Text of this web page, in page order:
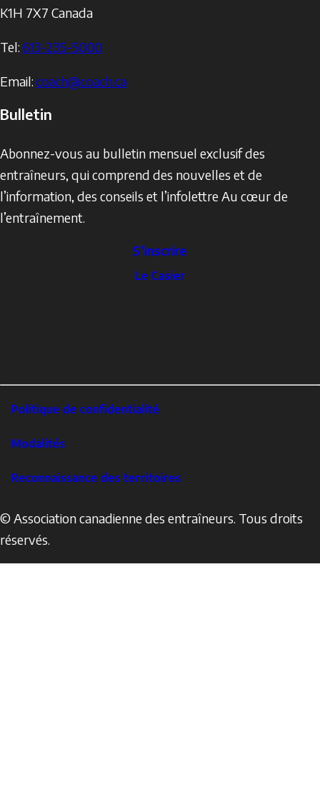
K1H 7X7 Canada
Tel: 613-235-5000
Email: coach@coach.ca
Bulletin
Abonnez-vous au bulletin mensuel exclusif des
entraîneurs, qui comprend des nouvelles et de
l’information, des conseils et l’infolettre Au cœur de
l’entraînement.
S’inscrire
Le Casier
Footer
Corporate
Politique de confidentialité
Modalités
Reconnaissance des territoires
© Association canadienne des entraîneurs. Tous droits
réservés.